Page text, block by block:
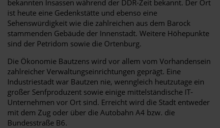
bekannten Insassen während der DDR-Zeit bekannt. Der Ort
ist heute eine Gedenkstätte und ebenso eine
Sehenswürdigkeit wie die zahlreichen aus dem Barock
stammenden Gebäude der Innenstadt. Weitere Höhepunkte
sind der Petridom sowie die Ortenburg.
Die Ökonomie Bautzens wird vor allem vom Vorhandensein
zahlreicher Verwaltungseinrichtungen geprägt. Eine
Industriestadt war Bautzen nie, wenngleich heutzutage ein
großer Senfproduzent sowie einige mittelständische IT-
Unternehmen vor Ort sind. Erreicht wird die Stadt entweder
mit dem Zug oder über die Autobahn A4 bzw. die
Bundesstraße B6.